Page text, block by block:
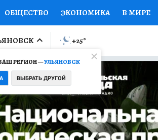
ОБЩЕСТВО ЭКОНОМИКА В МИРЕ
ПРОИСШЕСТВИЯ
МИР Я ЗНАЮ СЕМЬЯ
СЕРИАЛЫ СПЕЦПРОЕКТЫ
КОЛЛЕКЦИИ КОНКУРСЫ РАБОТА У
РЕГИОН —УЛЬЯНОВСК
ВЫБРАТЬ ДРУГОЙ
+25°